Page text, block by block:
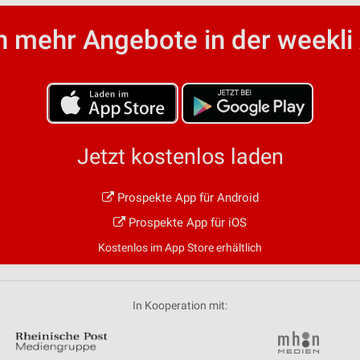
mehr Angebote in der weekli
Jetzt kostenlos laden
Prospekte App für Android
Prospekte App für iOS
Kostenlos im App Store erhältlich
In Kooperation mit: